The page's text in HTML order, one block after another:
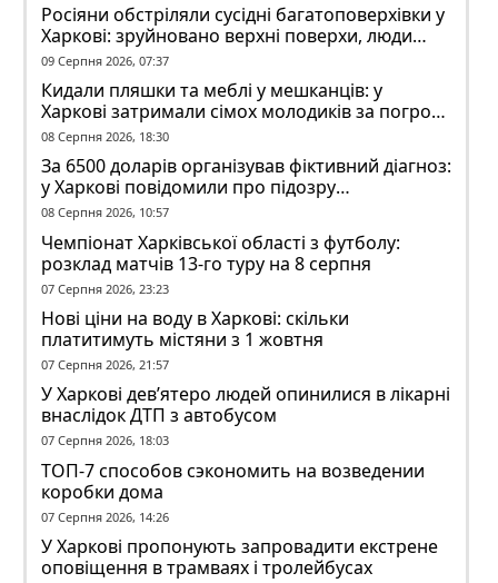
Росіяни обстріляли сусідні багатоповерхівки у
Харкові: зруйновано верхні поверхи, люди
заблоковані
09 Серпня 2026, 07:37
Кидали пляшки та меблі у мешканців: у
Харкові затримали сімох молодиків за погром
у гуртожитку
08 Серпня 2026, 18:30
За 6500 доларів організував фіктивний діагноз:
у Харкові повідомили про підозру
ексзавідувачу психлікарні
08 Серпня 2026, 10:57
Чемпіонат Харківської області з футболу:
розклад матчів 13-го туру на 8 серпня
07 Серпня 2026, 23:23
Нові ціни на воду в Харкові: скільки
платитимуть містяни з 1 жовтня
07 Серпня 2026, 21:57
У Харкові дев’ятеро людей опинилися в лікарні
внаслідок ДТП з автобусом
07 Серпня 2026, 18:03
ТОП-7 способов сэкономить на возведении
коробки дома
07 Серпня 2026, 14:26
У Харкові пропонують запровадити екстрене
оповіщення в трамваях і тролейбусах